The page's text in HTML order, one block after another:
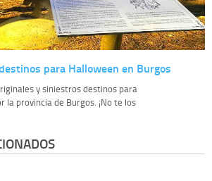
para Halloween en Burgos
y siniestros destinos para
la provincia de Burgos. ¡No te los